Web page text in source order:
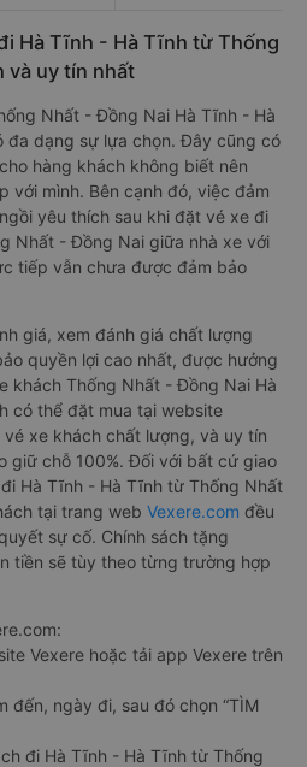
Hà Tĩnh - Hà Tĩnh từ Thống
và uy tín nhất
Nhất - Đồng Nai Hà Tĩnh - Hà
đa dạng sự lựa chọn. Đây cũng có
hàng khách không biết nên
với mình. Bên cạnh đó, việc đảm
yêu thích sau khi đặt vé xe đi
Nhất - Đồng Nai giữa nhà xe với
tiếp vẫn chưa được đảm bảo
giá, xem đánh giá chất lượng
quyền lợi cao nhất, được hưởng
khách Thống Nhất - Đồng Nai Hà
có thể đặt mua tại website
xe khách chất lượng, và uy tín
giữ chỗ 100%. Đối với bất cứ giao
Hà Tĩnh - Hà Tĩnh từ Thống Nhất
tại trang web Vexere.com đều
sự cố. Chính sách tặng
tiền sẽ tùy theo từng trường hợp
Vexere hoặc tải app Vexere trên
đến, ngày đi, sau đó chọn “TÌM
đi Hà Tĩnh - Hà Tĩnh từ Thống